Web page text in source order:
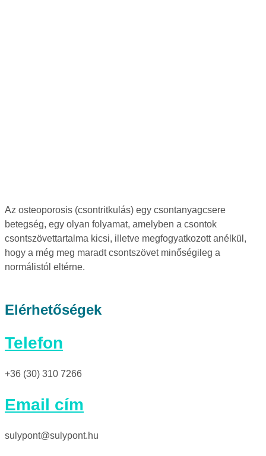
Az osteoporosis (csontritkulás) egy csontanyagcsere
betegség, egy olyan folyamat, amelyben a csontok
csontszövettartalma kicsi, illetve megfogyatkozott anélkül,
hogy a még meg maradt csontszövet minőségileg a
normálistól eltérne.
Elérhetőségek
Telefon
+36 (30) 310 7266
Email cím
sulypont@sulypont.hu